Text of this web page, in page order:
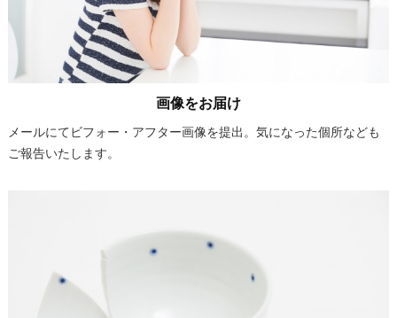
画像をお届け
メールにてビフォー・アフター画像を提出。気になった個所なども
ご報告いたします。